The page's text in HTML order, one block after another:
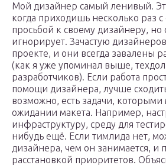
Мой дизайнер самый ленивый.
когда приходишь несколько раз
просьбой к своему дизайнеру, но
игнорирует. Зачастую
проекте, и они всегда завалены
(как я уже упоминал выше,
разработчиков). Если работа
помощи дизайнера, лучше
возможно, есть задачи, которыми
ожидании макета. Например,
инфраструктуру, среду для
нибудь ещё. Если тимлида нет,
дизайнера, чем он занимается, и
расстановкой приоритетов.